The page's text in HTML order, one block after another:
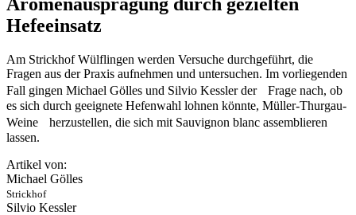
Hefeeinsatz
Am Strickhof Wülflingen werden Versuche durchgeführt, die
Fragen aus der Praxis aufnehmen und untersuchen. Im vorliegenden
Fall gingen Michael Gölles und Silvio Kessler der Frage nach, ob
es sich durch geeignete Hefenwahl lohnen könnte, Müller-Thurgau-
Weine herzustellen, die sich mit Sauvignon blanc assemblieren
lassen.
Artikel von:
Michael Gölles
Strickhof
Silvio Kessler